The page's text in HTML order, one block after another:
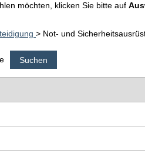
möchten, klicken Sie bitte auf
> Not- und